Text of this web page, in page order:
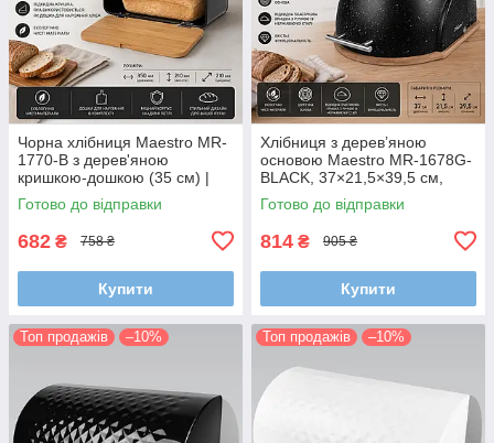
Чорна хлібниця Maestro MR-
1770-B з дерев'яною
кришкою-дошкою (35 см) |
Металевий корпус
Готово до відправки
682 ₴ 758 ₴
Купити
Хлібниця з дерев’яною
основою Maestro MR-1678G-
BLACK, 37×21,5×39,5 см,
чорна— стильне та безпечне
зберігання хліба
Готово до відправки
814 ₴ 905 ₴
Купити
Топ продажів –10% Топ продажів –10%